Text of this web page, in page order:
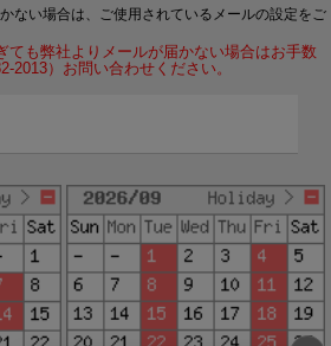
ない場合は、ご使用されているメールの設定をご
も弊社よりメールが届かない場合はお手数
2013）お問い合わせください。